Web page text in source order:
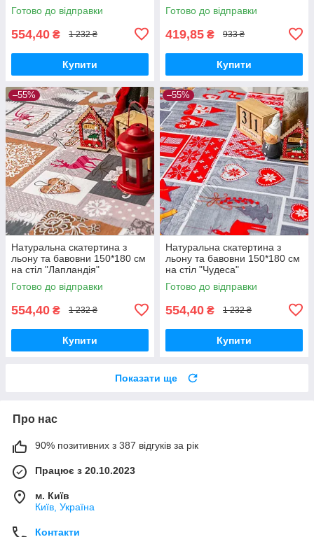
Готово до відправки
554,40 ₴ 1 232 ₴
Купити
Готово до відправки
419,85 ₴ 933 ₴
Купити
–55%
Натуральна скатертина з
льону та бавовни 150*180 см
на стіл "Лапландія"
Готово до відправки
554,40 ₴ 1 232 ₴
Купити
–55%
Натуральна скатертина з
льону та бавовни 150*180 см
на стіл "Чудеса"
Готово до відправки
554,40 ₴ 1 232 ₴
Купити
Показати ще
Про нас
90% позитивних з 387 відгуків за рік
Працює з 20.10.2023
м. Київ
Київ, Україна
Контакти